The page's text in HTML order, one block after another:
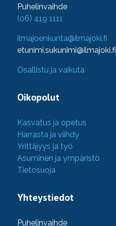
Puhelinvaihde
(06) 419 1111
ilmajoenkunta@ilmajoki.fi
etunimi.sukunimi@ilmajoki.fi
Osallistu ja vaikuta
Oikopolut
Kasvatus ja opetus
Harrasta ja viihdy
Yrittäjyys ja työ
Asuminen ja ympäristö
Tietosuoja
Yhteystiedot
Puhelinvaihde